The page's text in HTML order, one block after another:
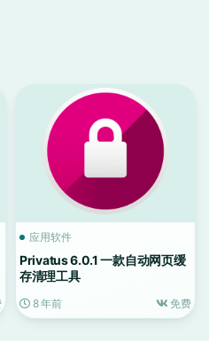
应用软件
Privatus 6.0.1 一款自动网页缓
存清理工具
8 年前 免费